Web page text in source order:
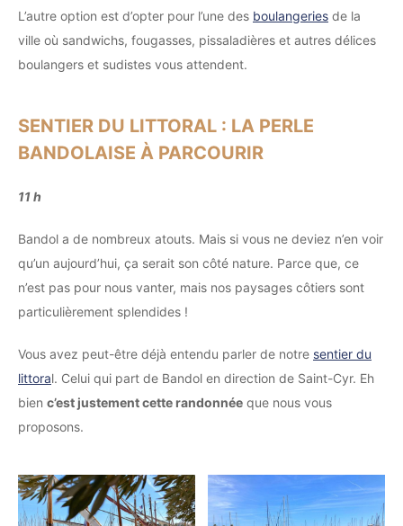
L’autre option est d’opter pour l’une des boulangeries de la
ville où sandwichs, fougasses, pissaladières et autres délices
boulangers et sudistes vous attendent.
SENTIER DU LITTORAL : LA PERLE
BANDOLAISE À PARCOURIR
11 h
Bandol a de nombreux atouts. Mais si vous ne deviez n’en voir
qu’un aujourd’hui, ça serait son côté nature. Parce que, ce
n’est pas pour nous vanter, mais nos paysages côtiers sont
particulièrement splendides !
Vous avez peut-être déjà entendu parler de notre sentier du
littoral. Celui qui part de Bandol en direction de Saint-Cyr. Eh
bien c’est justement cette randonnée que nous vous
proposons.